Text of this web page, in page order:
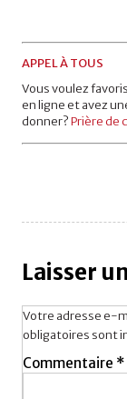
APPEL À TOUS
Vous voulez
en ligne et avez
donner?Prière de
Laisser
Votre adresse e-
obligatoires sont
Commentaire *